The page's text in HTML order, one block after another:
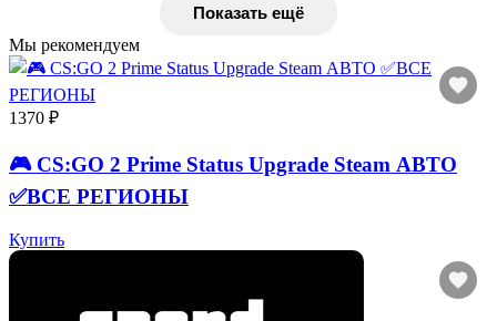
Показать ещё
Мы рекомендуем
1370 ₽
🎮 CS:GO 2 Prime Status Upgrade Steam АВТО
✅ВСЕ РЕГИОНЫ
Купить